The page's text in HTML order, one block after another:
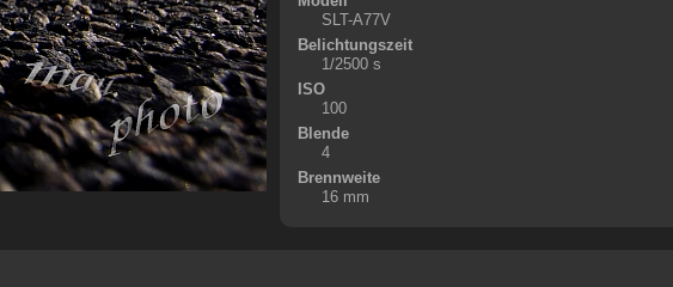
SLT-A77V
Belichtungszeit
1/2500 s
ISO
100
Blende
4
Brennweite
16 mm